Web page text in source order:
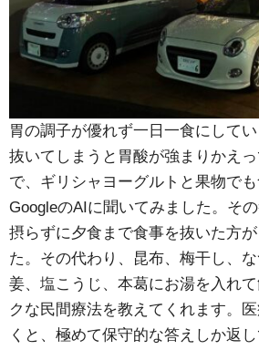
胃の調子が優れず一日一食にして
抜いてしまうと胃酸が強まりかえ
で、ギリシャヨーグルトと果物でも
GoogleのAIに聞いてみました。そ
摂らずに夕食まで食事を抜いた方
た。その代わり、昆布、梅干し、
姜、塩こうじ、本葛にお湯を入れ
クな民間療法を教えてくれます。
くと、極めて保守的な答えしか返し